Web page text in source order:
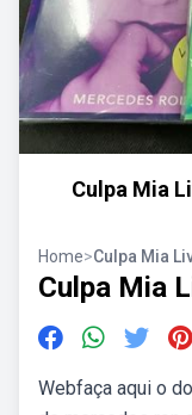
Culpa Mia
Home>Culpa Mia
Culpa Mia
Webfaça aqui o